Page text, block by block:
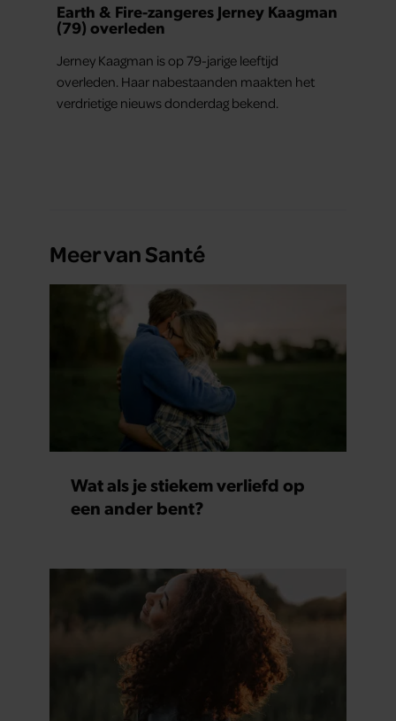
Earth & Fire-zangeres Jerney Kaagman
(79) overleden
Jerney Kaagman is op 79-jarige leeftijd
overleden. Haar nabestaanden maakten het
verdrietige nieuws donderdag bekend.
Meer van Santé
Wat als je stiekem verliefd op
een ander bent?